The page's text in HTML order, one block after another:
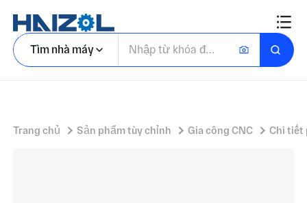
Tìm nhà máy
Trang chủ Sản phẩm tùy chỉnh Gia công CNC Chi tiết